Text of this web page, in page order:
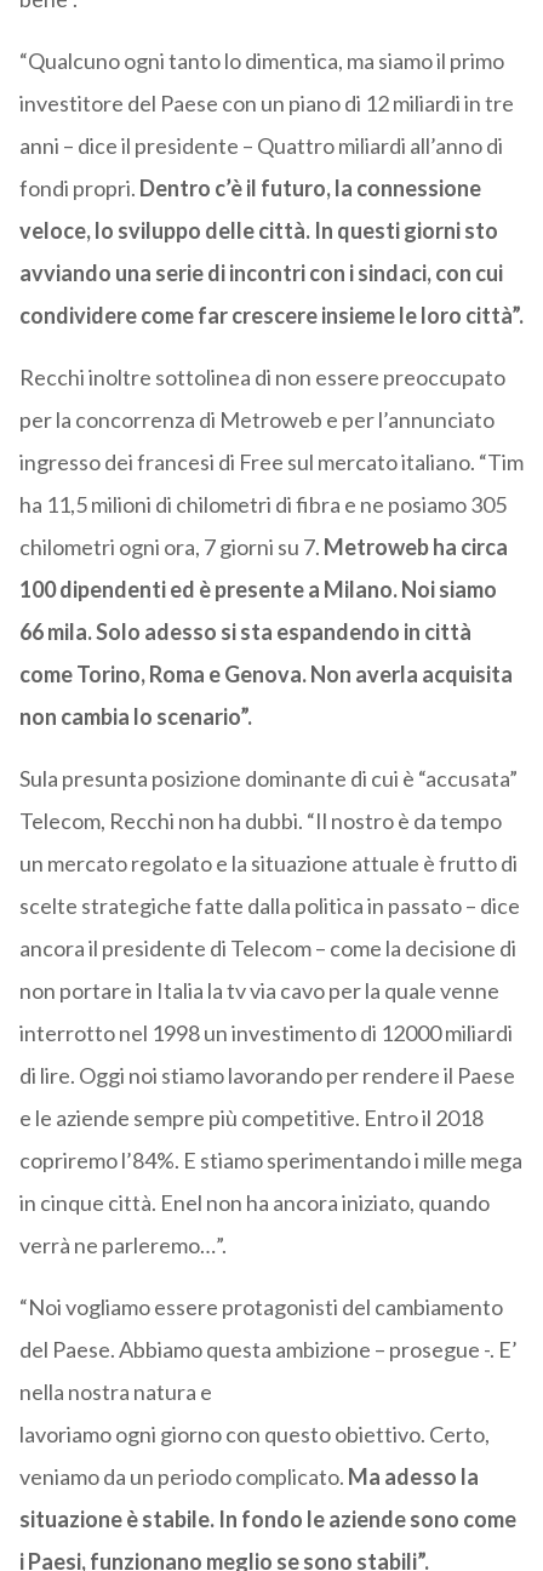
“Qualcuno ogni tanto lo dimentica, ma siamo il primo
investitore del Paese con un piano di 12 miliardi in tre
anni – dice il presidente – Quattro miliardi all’anno di
fondi propri. Dentro c’è il futuro, la connessione
veloce, lo sviluppo delle città. In questi giorni sto
avviando una serie di incontri con i sindaci, con cui
condividere come far crescere insieme le loro città”.
Recchi inoltre sottolinea di non essere preoccupato
per la concorrenza di Metroweb e per l’annunciato
ingresso dei francesi di Free sul mercato italiano. “Tim
ha 11,5 milioni di chilometri di fibra e ne posiamo 305
chilometri ogni ora, 7 giorni su 7. Metroweb ha circa
100 dipendenti ed è presente a Milano. Noi siamo
66 mila. Solo adesso si sta espandendo in città
come Torino, Roma e Genova. Non averla acquisita
non cambia lo scenario”.
Sula presunta posizione dominante di cui è “accusata”
Telecom, Recchi non ha dubbi. “Il nostro è da tempo
un mercato regolato e la situazione attuale è frutto di
scelte strategiche fatte dalla politica in passato – dice
ancora il presidente di Telecom – come la decisione di
non portare in Italia la tv via cavo per la quale venne
interrotto nel 1998 un investimento di 12000 miliardi
di lire. Oggi noi stiamo lavorando per rendere il Paese
e le aziende sempre più competitive. Entro il 2018
copriremo l’84%. E stiamo sperimentando i mille mega
in cinque città. Enel non ha ancora iniziato, quando
verrà ne parleremo…”.
“Noi vogliamo essere protagonisti del cambiamento
del Paese. Abbiamo questa ambizione – prosegue -. E’
nella nostra natura e
lavoriamo ogni giorno con questo obiettivo. Certo,
veniamo da un periodo complicato. Ma adesso la
situazione è stabile. In fondo le aziende sono come
i Paesi, funzionano meglio se sono stabili”.